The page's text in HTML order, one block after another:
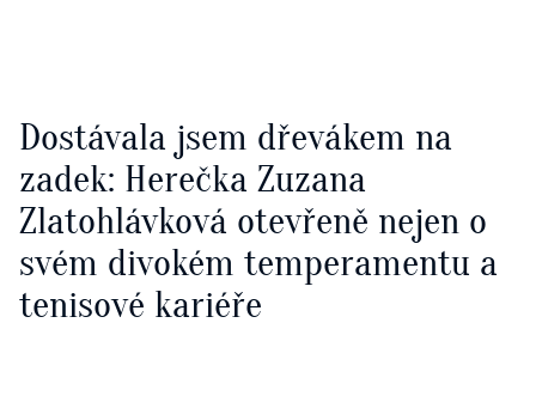
Dostávala jsem dřevákem na
zadek: Herečka Zuzana
Zlatohlávková otevřeně nejen o
svém divokém temperamentu a
tenisové kariéře